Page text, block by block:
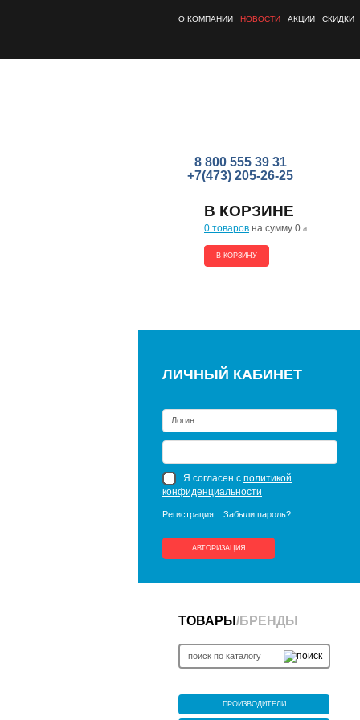
О КОМПАНИИ НОВОСТИ АКЦИИ СКИДКИ
8 800 555 39 31
+7(473) 205-26-25
В КОРЗИНЕ
0 товаров на сумму 0 a
В КОРЗИНУ
ЛИЧНЫЙ КАБИНЕТ
Я согласен с политикой
конфиденциальности
Регистрация Забыли пароль?
АВТОРИЗАЦИЯ
ТОВАРЫ /БРЕНДЫ
ПРОИЗВОДИТЕЛИ